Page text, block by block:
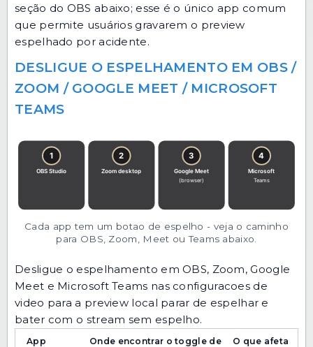
seção do OBS abaixo; esse é o único app comum
que permite usuários gravarem o preview
espelhado por acidente.
DESLIGUE O ESPELHAMENTO EM OBS /
ZOOM / GOOGLE MEET / MICROSOFT
TEAMS
Cada app tem um botao de espelho - veja o caminho
para OBS, Zoom, Meet ou Teams abaixo.
Desligue o espelhamento em OBS, Zoom, Google
Meet e Microsoft Teams nas configuracoes de
video para a preview local parar de espelhar e
bater com o stream sem espelho.
App
Onde encontrar o toggle de
O que afeta